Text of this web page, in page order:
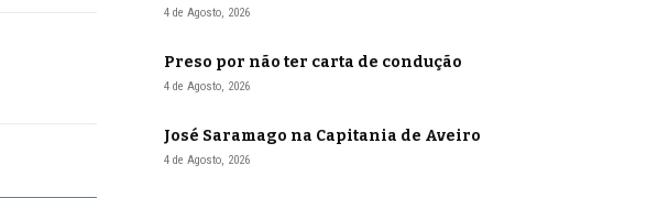
4 de Agosto, 2026
Preso por não ter carta de condução
4 de Agosto, 2026
José Saramago na Capitania de Aveiro
4 de Agosto, 2026